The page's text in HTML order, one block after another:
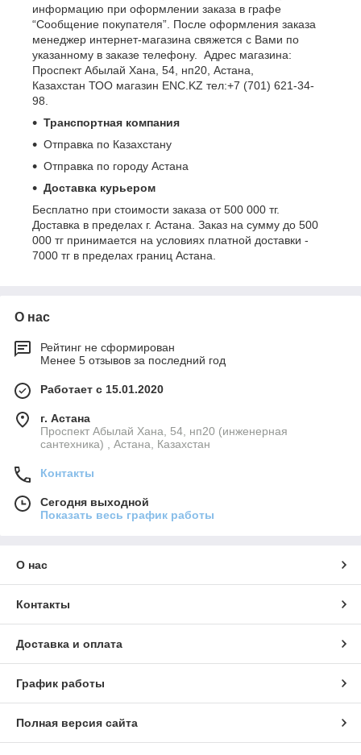
информацию при оформлении заказа в графе
“Сообщение покупателя”. После оформления заказа
менеджер интернет-магазина свяжется с Вами по
указанному в заказе телефону. Адрес магазина:
Проспект Абылай Хана, 54, нп20, Астана,
Казахстан ТОО магазин ENC.KZ тел:+7 (701) 621-34-
98.
Транспортная компания
Отправка по Казахстану
Отправка по городу Астана
Доставка курьером
Бесплатно при стоимости заказа от 500 000 тг.
Доставка в пределах г. Астана. Заказ на сумму до 500
000 тг принимается на условиях платной доставки -
7000 тг в пределах границ Астана.
О нас
Рейтинг не сформирован
Менее 5 отзывов за последний год
Работает с 15.01.2020
г. Астана
Проспект Абылай Хана, 54, нп20 (инженерная
сантехника) , Астана, Казахстан
Контакты
Сегодня выходной
Показать весь график работы
О нас
Контакты
Доставка и оплата
График работы
Полная версия сайта